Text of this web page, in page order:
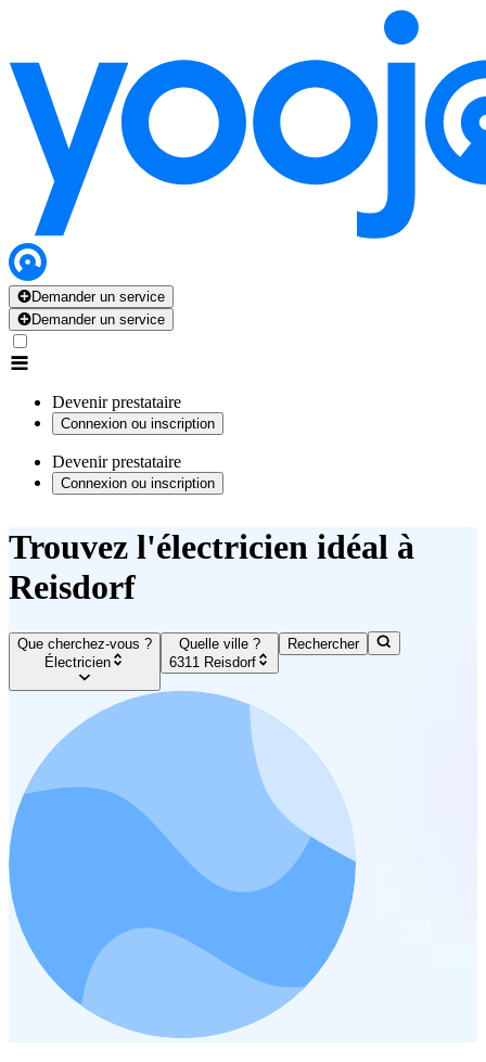
Demander un service
Demander un service
Devenir prestataire
Connexion ou inscription
Devenir prestataire
Connexion ou inscription
Trouvez l'électricien idéal à
Reisdorf
Que cherchez-vous ?
Électricien
Quelle ville ?
6311 Reisdorf
Rechercher